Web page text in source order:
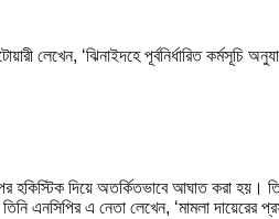
লেখেন, ‘ঝিনাইদহে পূর্বনির্ধারিত
হকিস্টিক দিয়ে অতর্কিতভাবে আঘাত করা
এনসিপির এ নেতা লেখেন, ‘মামলা